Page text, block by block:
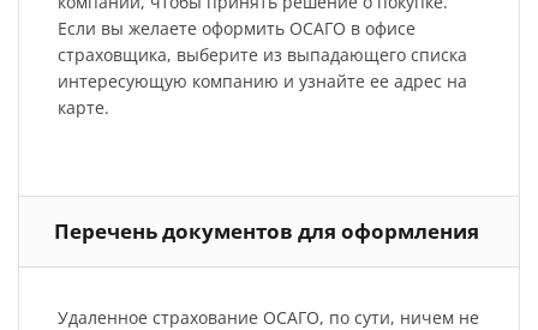
Если вы желаете оформить ОСАГО в офисе
страховщика, выберите из выпадающего списка
интересующую компанию и узнайте ее адрес на
карте.
Перечень документов для оформления
Удаленное страхование ОСАГО, по сути, ничем не